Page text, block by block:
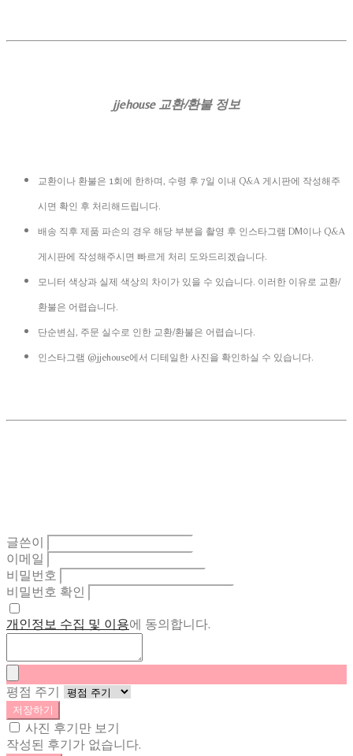
jjehouse 교환/환불 정보
교환이나 환불은 1회에 한하며, 수령 후 7일 이내 Q&A 게시판에 작성해주
시면 확인 후 처리해드립니다.
배송 직후 제품 파손의 경우 해당 부분을 촬영 후 인스타그램 DM이나 Q&A
게시판에 작성해주시면 빠르게 처리 도와드리겠습니다.
모니터 색상과 실제 색상의 차이가 있을 수 있습니다. 이러한 이유로 교환/
환불은 어렵습니다.
단순변심, 주문 실수로 인한 교환/환불은 어렵습니다.
인스타그램 @jjehouse에서 디테일한 사진을 확인하실 수 있습니다.
글쓴이
이메일
비밀번호
비밀번호 확인
개인정보 수집 및 이용에 동의합니다.
평점 주기
저장하기
사진 후기만 보기
작성된 후기가 없습니다.